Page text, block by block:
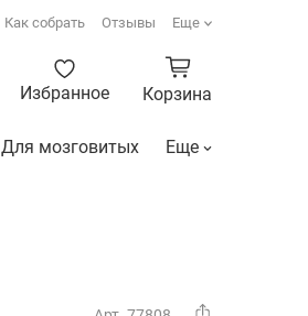
Как собрать Отзывы Еще
Избранное Корзина
Для мозговитых Еще